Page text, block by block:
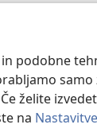
podobne
želite
na
UPORABE